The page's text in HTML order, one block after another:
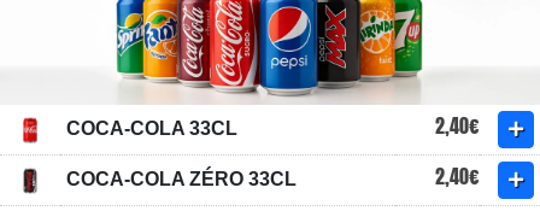
COCA-COLA 33CL 2,40€
COCA-COLA ZÉRO 33CL 2,40€